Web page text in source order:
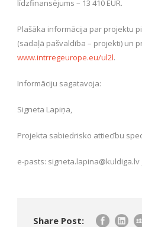
līdzfinansējums – 13 410 EUR.
Plašāka informācija par projektu
(sadaļā pašvaldība – projekti) un
www.intrregeurope.eu/ul2l.
Informāciju sagatavoja:
Signeta Lapiņa,
Projekta sabiedrisko attiecību
e-pasts: signeta.lapina@kuldiga.lv
Share Post: